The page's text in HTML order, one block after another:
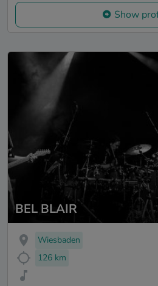
Show
BEL BLAIR
Wiesbaden
126 km